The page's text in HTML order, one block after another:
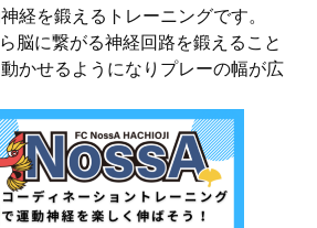
経を鍛えるトレーニングです。
脳に繋がる神経回路を鍛えること
かせるようになりプレーの幅が広